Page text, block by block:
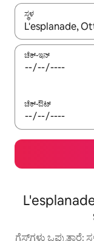
ಸ್ಥಳ
ಫಲಿತಾಂಶಗಳು
ಚೆಕ್-ಇನ್
ಚೆಕ್-ಔಟ್
ಗೆಸ್ಟ್‌ಗಳು ಒಪ್ಪುತ್ತಾರೆ: